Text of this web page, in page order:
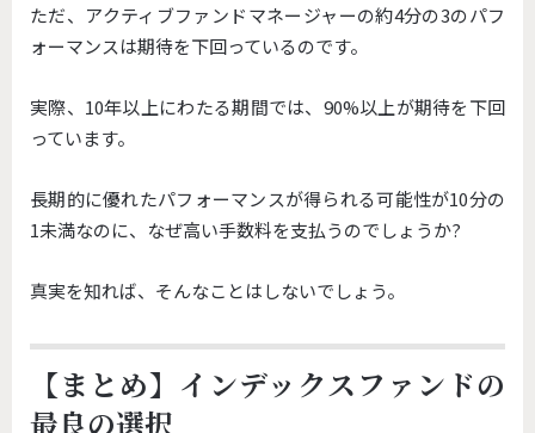
ただ、アクティブファンドマネージャーの約4分の3のパフ
ォーマンスは期待を下回っているのです。
実際、10年以上にわたる期間では、90%以上が期待を下回
っています。
長期的に優れたパフォーマンスが得られる可能性が10分の
1未満なのに、なぜ高い手数料を支払うのでしょうか?
真実を知れば、そんなことはしないでしょう。
【まとめ】インデックスファンドの
最良の選択